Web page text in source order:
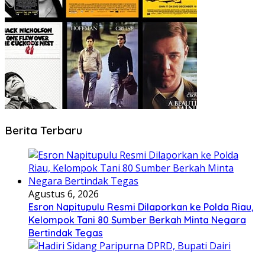
Berita Terbaru
Agustus 6, 2026
Esron Napitupulu Resmi Dilaporkan ke Polda Riau,
Kelompok Tani 80 Sumber Berkah Minta Negara
Bertindak Tegas